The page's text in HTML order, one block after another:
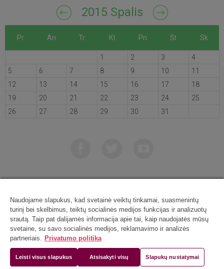
2015 Spalis
Pr An Tr Kt Pn Št Sk
1 2 3
4
5
6 7 8 9 10
11
12
13 14 15 16 17
18
19
20 21 22 23 24
25
26
27 28 29 30 31
Kairėnų 43, LT-10239 Vilnius
Informacija +370 5 219 3139
Administracija+370 5 219 3133
hbu@bs.vu.lt
Naudojame slapukus, kad svetainė veiktų tinkamai, suasmenintų
turinį bei skelbimus, teiktų socialinės medijos funkcijas ir analizuotų
srautą. Taip pat dalijamės informacija apie tai, kaip naudojatės mūsų
svetaine, su savo socialinės medijos, reklamavimo ir analizės
partneriais. Privatumo politika
Leisti visus slapukus Atsisakyti visų Slapukų nustatymai